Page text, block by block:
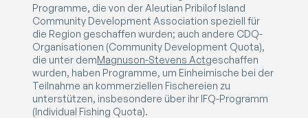
Programme, die von der Aleutian Pribilof Island
Community Development Association speziell für
die Region geschaffen wurden; auch andere CDQ-
Organisationen (Community Development Quota),
die unter demMagnuson-Stevens Actgeschaffen
wurden, haben Programme, um Einheimische bei der
Teilnahme an kommerziellen Fischereien zu
unterstützen, insbesondere über ihr IFQ-Programm
(Individual Fishing Quota).